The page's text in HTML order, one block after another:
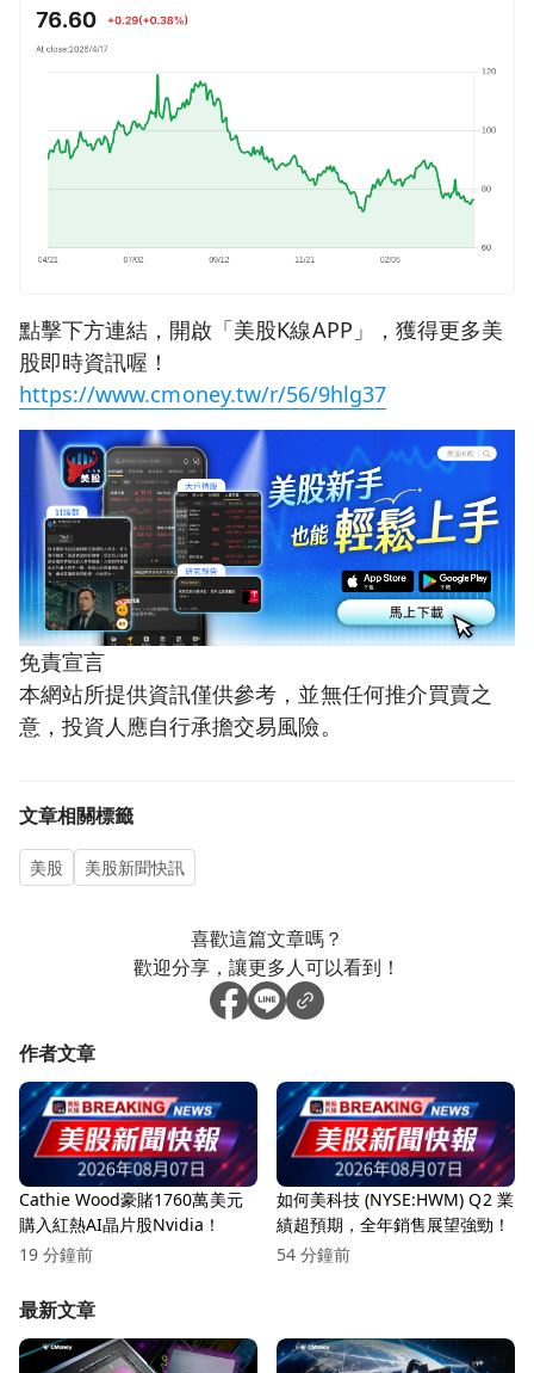
點擊下方連結，開啟「美股K線APP」，獲得更多美
股即時資訊喔！
https://www.cmoney.tw/r/56/9hlg37
免責宣言
本網站所提供資訊僅供參考，並無任何推介買賣之
意，投資人應自行承擔交易風險。
文章相關標籤
美股 美股新聞快訊
喜歡這篇文章嗎？
歡迎分享，讓更多人可以看到！
作者文章
Cathie Wood豪賭1760萬美元
購入紅熱AI晶片股Nvidia！
19 分鐘前
如何美科技 (NYSE:HWM) Q2 業
績超預期，全年銷售展望強勁！
54 分鐘前
最新文章